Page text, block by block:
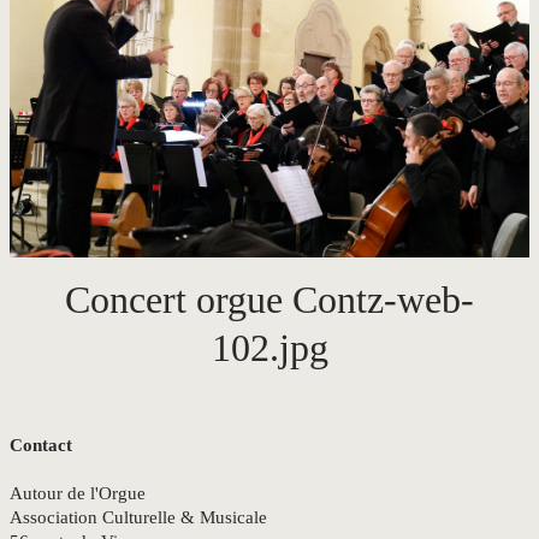
CONTACT
Concert orgue Contz-web-
102.jpg
Contact
Autour de l'Orgue
Association Culturelle & Musicale